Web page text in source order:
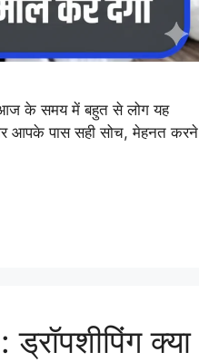
के समय में बहुत से लोग यह
आपके पास सही सोच, मेहनत करने
क्या